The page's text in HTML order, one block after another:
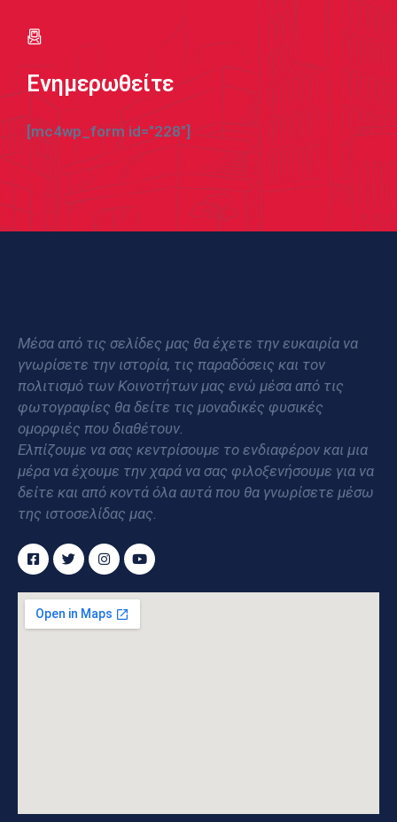
Ενημερωθείτε
[mc4wp_form id="228"]
Μέσα από τις σελίδες μας θα έχετε την ευκαιρία να
γνωρίσετε την ιστορία, τις παραδόσεις και τον
πολιτισμό των Κοινοτήτων μας ενώ μέσα από τις
φωτογραφίες θα δείτε τις μοναδικές φυσικές
ομορφιές που διαθέτουν.
Ελπίζουμε να σας κεντρίσουμε το ενδιαφέρον και μια
μέρα να έχουμε την χαρά να σας φιλοξενήσουμε για να
δείτε και από κοντά όλα αυτά που θα γνωρίσετε μέσω
της ιστοσελίδας μας.